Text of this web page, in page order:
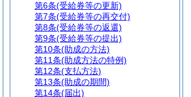
第6条(受給券等の更新)
第7条(受給券等の再交付)
第8条(受給券等の返還)
第9条(受給券等の提出)
第10条(助成の方法)
第11条(助成方法の特例)
第12条(支払方法)
第13条(助成の期間)
第14条(届出)